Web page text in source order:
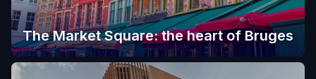
The Market Square: the heart of Bruges